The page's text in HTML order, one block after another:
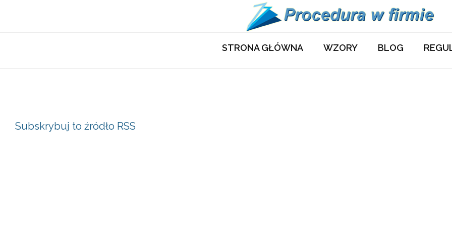
STRONA GŁÓWNA WZORY BLOG
Subskrybuj to źródło RSS